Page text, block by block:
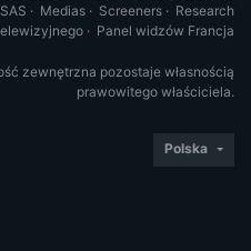
· Medias · Screeners · Research
· Panel widzów Francja
zewnętrzna pozostaje własnością
prawowitego właściciela.
Polska